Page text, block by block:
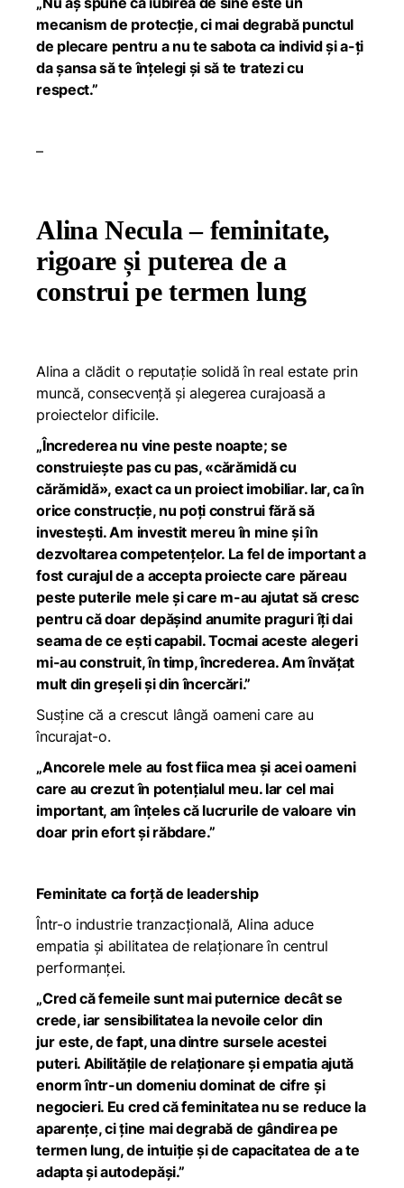
mecanism de protecție, ci mai degrabă punctul
de plecare pentru a nu te sabota ca individ și a-ți
da șansa să te înțelegi și să te tratezi cu
respect.”
–
Alina Necula – feminitate,
rigoare și puterea de a
construi pe termen lung
Alina a clădit o reputație solidă în real estate prin
muncă, consecvență și alegerea curajoasă a
proiectelor dificile.
„Încrederea nu vine peste noapte; se
construiește pas cu pas, «cărămidă cu
cărămidă», exact ca un proiect imobiliar. Iar, ca în
orice construcție, nu poți construi fără să
investești. Am investit mereu în mine și în
dezvoltarea competențelor. La fel de important a
fost curajul de a accepta proiecte care păreau
peste puterile mele și care m-au ajutat să cresc
pentru că doar depășind anumite praguri îți dai
seama de ce ești capabil. Tocmai aceste alegeri
mi-au construit, în timp, încrederea. Am învățat
mult din greșeli și din încercări.”
Susține că a crescut lângă oameni care au
încurajat-o.
„Ancorele mele au fost fiica mea și acei oameni
care au crezut în potențialul meu. Iar cel mai
important, am înțeles că lucrurile de valoare vin
doar prin efort și răbdare.”
Feminitate ca forță de leadership
Într-o industrie tranzacțională, Alina aduce
empatia și abilitatea de relaționare în centrul
performanței.
„Cred că femeile sunt mai puternice decât se
crede, iar sensibilitatea la nevoile celor din
jur este, de fapt, una dintre sursele acestei
puteri. Abilitățile de relaționare și empatia ajută
enorm într-un domeniu dominat de cifre și
negocieri. Eu cred că feminitatea nu se reduce la
aparențe, ci ține mai degrabă de gândirea pe
termen lung, de intuiție și de capacitatea de a te
adapta și autodepăși.”